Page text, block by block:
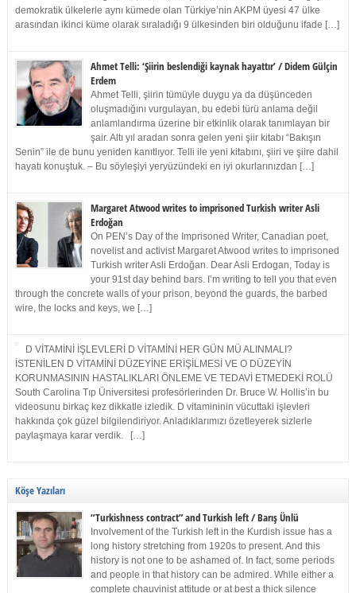
demokratik ülkelerle aynı kümede olan Türkiye’nin AKPM üyesi 47 ülke
arasından ikinci küme olarak sıraladığı 9 ülkesinden biri olduğunu ifade […]
Ahmet Telli: ‘Şiirin beslendiği kaynak hayattır’ / Didem Gülçin
Erdem
Ahmet Telli, şiirin tümüyle duygu ya da düşünceden
oluşmadığını vurgulayan, bu edebi türü anlama değil
anlamlandırma üzerine bir etkinlik olarak tanımlayan bir
şair. Altı yıl aradan sonra gelen yeni şiir kitabı “Bakışın
Senin” ile de bunu yeniden kanıtlıyor. Telli ile yeni kitabını, şiiri ve şiire dahil
hayatı konuştuk. – Bu söyleşiyi yeryüzündeki en iyi okurlarınızdan […]
Margaret Atwood writes to imprisoned Turkish writer Asli
Erdoğan
On PEN’s Day of the Imprisoned Writer, Canadian poet,
novelist and activist Margaret Atwood writes to imprisoned
Turkish writer Asli Erdoğan. Dear Asli Erdogan, Today is
your 91st day behind bars. I’m writing to tell you that even
through the concrete walls of your prison, beyond the guards, the barbed
wire, the locks and keys, we […]
D VİTAMİNİ İŞLEVLERİ D VİTAMİNİ HER GÜN MÜ ALINMALI?
İSTENİLEN D VİTAMİNİ DÜZEYİNE ERİŞİLMESİ VE O DÜZEYİN
KORUNMASININ HASTALIKLARI ÖNLEME VE TEDAVİ ETMEDEKİ ROLÜ
South Carolina Tıp Üniversitesi profesörlerinden Dr. Bruce W. Hollis’in bu
videosunu birkaç kez dikkatle izledik. D vitamininin vücuttaki işlevleri
hakkında çok güzel bilgilendiriyor. Anladıklarımızı özetleyerek sizlerle
paylaşmaya karar verdik. […]
Köşe Yazıları
“Turkishness contract” and Turkish left / Barış Ünlü
Involvement of the Turkish left in the Kurdish issue has a
long history stretching from 1920s to present. And this
history is not one to be ashamed of. In fact, some periods
and people in that history can be admired. While either a
complete chauvinist attitude or at best a thick silence